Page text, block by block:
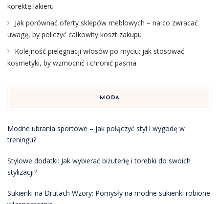
korektę lakieru
Jak porównać oferty sklepów meblowych – na co zwracać
uwagę, by policzyć całkowity koszt zakupu
Kolejność pielęgnacji włosów po myciu: jak stosować
kosmetyki, by wzmocnić i chronić pasma
MODA
Modne ubrania sportowe – jak połączyć styl i wygodę w
treningu?
Stylowe dodatki: Jak wybierać biżuterię i torebki do swoich
stylizacji?
Sukienki na Drutach Wzory: Pomysły na modne sukienki robione